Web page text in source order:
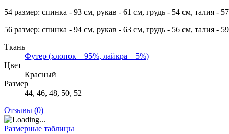
54 размер: спинка - 93 см, рукав - 61 см, грудь - 54 см, талия -
56 размер: спинка - 94 см, рукав - 63 см, грудь - 56 см, талия -
Ткань
Футер (хлопок – 95%, лайкра – 5%)
Цвет
Красный
Размер
44, 46, 48, 50, 52
Отзывы (0)
Размерные таблицы